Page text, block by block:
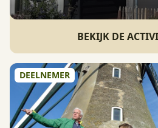
BEKIJK DE
DEELNEMER